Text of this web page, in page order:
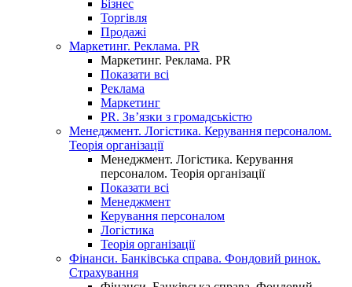
Бізнес
Торгівля
Продажі
Маркетинг. Реклама. PR
Маркетинг. Реклама. PR
Показати всі
Реклама
Маркетинг
PR. Зв’язки з громадськістю
Менеджмент. Логістика. Керування персоналом.
Теорія організації
Менеджмент. Логістика. Керування
персоналом. Теорія організації
Показати всі
Менеджмент
Керування персоналом
Логістика
Теорія організації
Фінанси. Банківська справа. Фондовий ринок.
Страхування